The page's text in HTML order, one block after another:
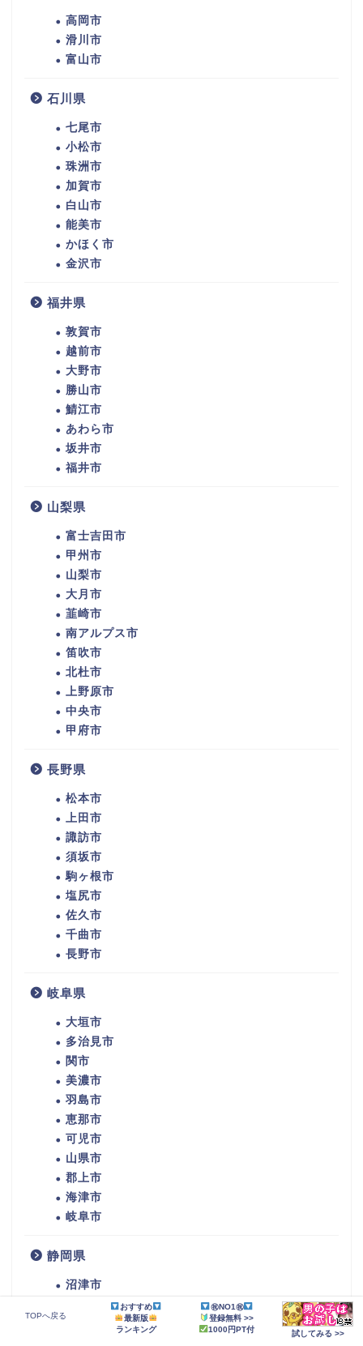
高岡市
滑川市
富山市
石川県
七尾市
小松市
珠洲市
加賀市
白山市
能美市
かほく市
金沢市
福井県
敦賀市
越前市
大野市
勝山市
鯖江市
あわら市
坂井市
福井市
山梨県
富士吉田市
甲州市
山梨市
大月市
韮崎市
南アルプス市
笛吹市
北杜市
上野原市
中央市
甲府市
長野県
松本市
上田市
諏訪市
須坂市
駒ヶ根市
塩尻市
佐久市
千曲市
長野市
岐阜県
大垣市
多治見市
関市
美濃市
羽島市
恵那市
可児市
山県市
郡上市
海津市
岐阜市
静岡県
沼津市
TOPへ戻る
おすすめ
最新版
ランキング
㊗NO1㊗
登録無料 >>
1000円PT付
試してみる >>